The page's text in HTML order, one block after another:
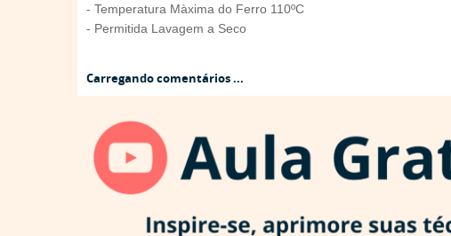
- Temperatura Màxima do Ferro 110ºC
- Permitida Lavagem a Seco
Carregando comentários ...